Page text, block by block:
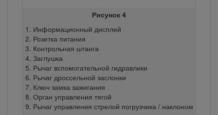
Рисунок 4
Информационный дисплей
Розетка питания
Контрольная штанга
Заглушка
Рычаг вспомогательной гидравлики
Рычаг дроссельной заслонки
Ключ замка зажигания
Орган управления тягой
Рычаг управления стрелой погрузчика / наклоном